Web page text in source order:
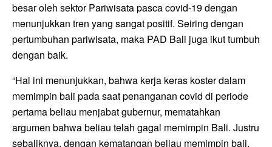
besar oleh sektor Pariwisata pasca covid-19 dengan
menunjukkan tren yang sangat positif. Seiring dengan
pertumbuhan pariwisata, maka PAD Bali juga ikut tumbuh
dengan baik.
“Hal ini menunjukkan, bahwa kerja keras koster dalam
memimpin bali pada saat penanganan covid di periode
pertama beliau menjabat gubernur, mematahkan
argumen bahwa beliau telah gagal memimpin Bali. Justru
sebaliknya, dengan kematangan beliau memimpin bali,